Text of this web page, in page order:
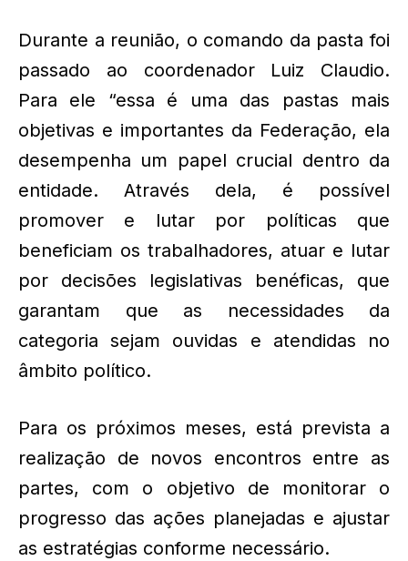
Durante a reunião, o comando da pasta foi
passado ao coordenador Luiz Claudio.
Para ele “essa é uma das pastas mais
objetivas e importantes da Federação, ela
desempenha um papel crucial dentro da
entidade. Através dela, é possível
promover e lutar por políticas que
beneficiam os trabalhadores, atuar e lutar
por decisões legislativas benéficas, que
garantam que as necessidades da
categoria sejam ouvidas e atendidas no
âmbito político.
Para os próximos meses, está prevista a
realização de novos encontros entre as
partes, com o objetivo de monitorar o
progresso das ações planejadas e ajustar
as estratégias conforme necessário.